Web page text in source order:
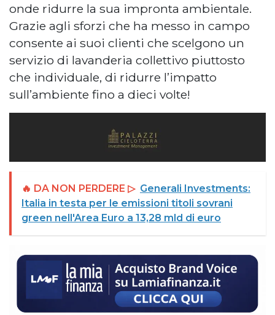
onde ridurre la sua impronta ambientale.
Grazie agli sforzi che ha messo in campo
consente ai suoi clienti che scelgono un
servizio di lavanderia collettivo piuttosto
che individuale, di ridurre l’impatto
sull’ambiente fino a dieci volte!
🔥 DA NON PERDERE ▷ Generali Investments:
Italia in testa per le emissioni titoli sovrani
green nell'Area Euro a 13,28 mld di euro